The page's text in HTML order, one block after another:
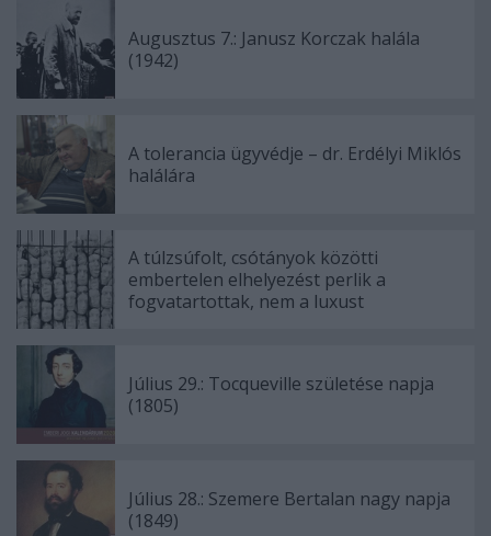
Augusztus 7.: Janusz Korczak halála
(1942)
A tolerancia ügyvédje – dr. Erdélyi Miklós
halálára
A túlzsúfolt, csótányok közötti
embertelen elhelyezést perlik a
fogvatartottak, nem a luxust
Július 29.: Tocqueville születése napja
(1805)
Július 28.: Szemere Bertalan nagy napja
(1849)